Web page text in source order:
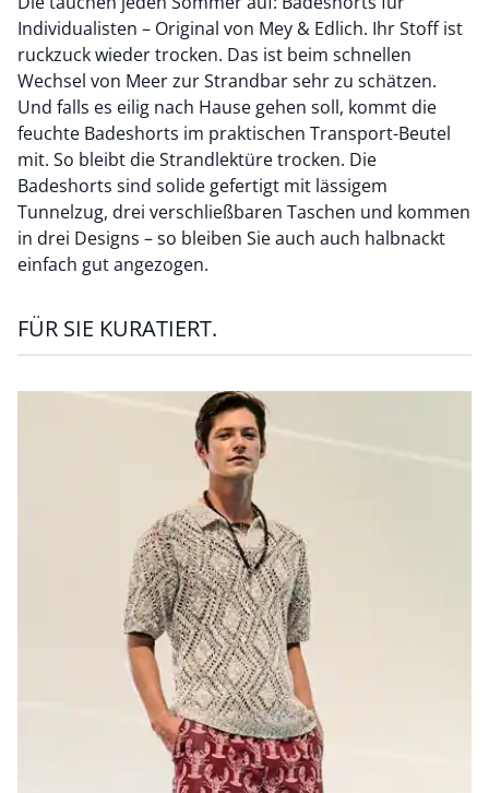
Individualisten – Original von Mey & Edlich. Ihr Stoff ist
ruckzuck wieder trocken. Das ist beim schnellen
Wechsel von Meer zur Strandbar sehr zu schätzen.
Und falls es eilig nach Hause gehen soll, kommt die
feuchte Badeshorts im praktischen Transport-Beutel
mit. So bleibt die Strandlektüre trocken. Die
Badeshorts sind solide gefertigt mit lässigem
Tunnelzug, drei verschließbaren Taschen und kommen
in drei Designs – so bleiben Sie auch auch halbnackt
einfach gut angezogen.
FÜR SIE KURATIERT.
Bildverlinkung